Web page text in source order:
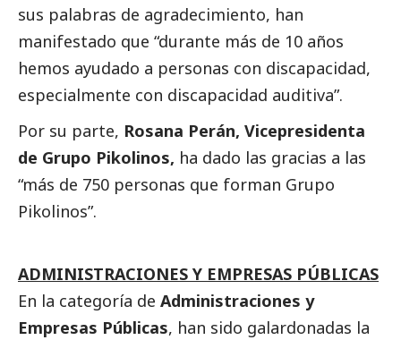
sus palabras de agradecimiento, han
manifestado que “durante más de 10 años
hemos ayudado a personas con discapacidad,
especialmente con discapacidad auditiva”.
Por su parte, Rosana Perán, Vicepresidenta
de Grupo Pikolinos, ha dado las gracias a las
“más de 750 personas que forman Grupo
Pikolinos”.
ADMINISTRACIONES Y EMPRESAS PÚBLICAS
En la categoría de Administraciones y
Empresas Públicas, han sido galardonadas la